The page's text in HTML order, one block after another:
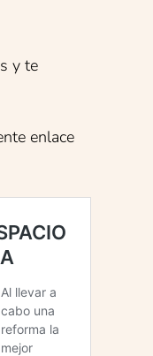
y te
enlace